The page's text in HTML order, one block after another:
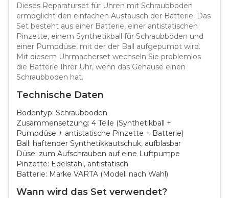
Dieses Reparaturset für Uhren mit Schraubboden
ermöglicht den einfachen Austausch der Batterie. Das
Set besteht aus einer Batterie, einer antistatischen
Pinzette, einem Synthetikball für Schraubböden und
einer Pumpdüse, mit der der Ball aufgepumpt wird.
Mit diesem Uhrmacherset wechseln Sie problemlos
die Batterie Ihrer Uhr, wenn das Gehäuse einen
Schraubboden hat.
Technische Daten
Bodentyp: Schraubboden
Zusammensetzung: 4 Teile (Synthetikball +
Pumpdüse + antistatische Pinzette + Batterie)
Ball: haftender Synthetikkautschuk, aufblasbar
Düse: zum Aufschrauben auf eine Luftpumpe
Pinzette: Edelstahl, antistatisch
Batterie: Marke VARTA (Modell nach Wahl)
Wann wird das Set verwendet?